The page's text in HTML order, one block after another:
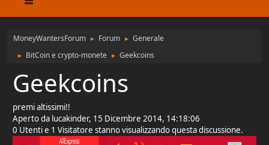
MoneyWantersForum ► Forum ► Generale
► BitCoin e crypto-monete ► Geekcoins
Geekcoins
premi altissimi!!
Aperto da lucakinder, 15 Dicembre 2014, 14:18:06
0 Utenti e 1 Visitatore stanno visualizzando questa discussione.